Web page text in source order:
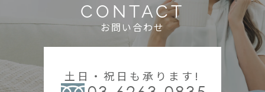
CONTACT
お問い合わせ
土日・祝日も承ります!